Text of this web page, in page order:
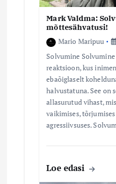
Mark Valdma:
mõttesähvatusi!
Mario Maripuu
Solvumine
reaktsioon, kus
ebaõiglaselt
halvustatuna. See on
allasurutud vihast,
vaikimises,
agressiivsuses.
Loe edasi